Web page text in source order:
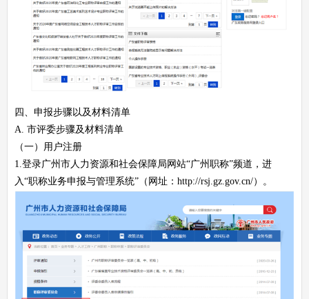
四、申报步骤以及材料清单
A. 市评委步骤及材料清单
（一）用户注册
1.登录广州市人力资源和社会保障局网站“广州职称”频道，进
入“职称业务申报与管理系统”（网址：http://rsj.gz.gov.cn/）。